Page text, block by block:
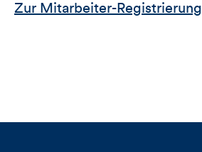
Zur Mitarbeiter-Registrierung